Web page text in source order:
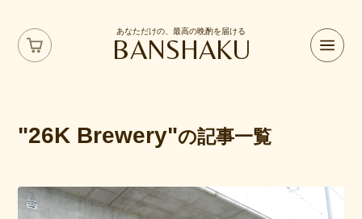
あなただけの、最高の晩酌を届ける
BANSHAKU
"26K Brewery"の記事一覧